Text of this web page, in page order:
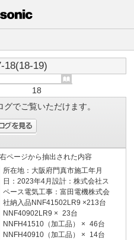
18(18-19)
18
でご覧いただけます。
右ページから抽出された内容
所在地：大阪府門真市施工年月
日：2023年4月設計：株式会社ス
ペース電気工事：富田電機株式会
社納入品NNF41502LR9 ×213台
NNF40902LR9 × 23台
NNFH41510（加工品） × 46台
NNFH40910（加工品） × 14台